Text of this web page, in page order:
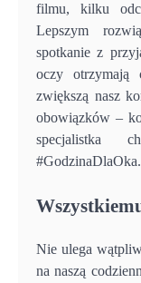
filmu, kilku
Lepszym
spotkanie z
oczy otrzymają
zwiększą nasz
obowiązków –
specjalistka
#GodzinaDlaOka.
Nie ulega
na naszą